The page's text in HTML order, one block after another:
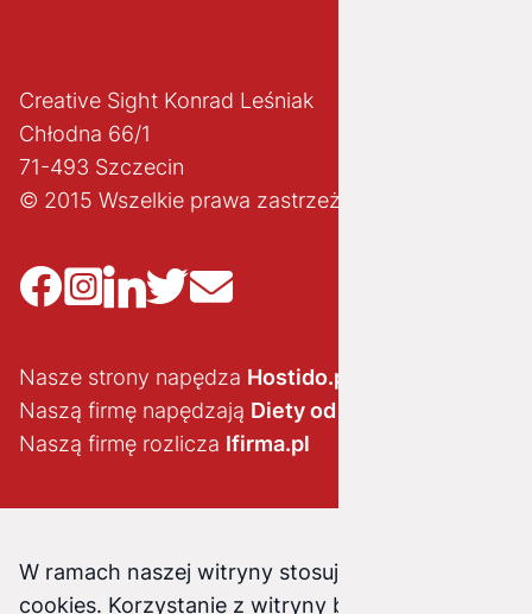
Creative Sight Konrad Leśniak
Chłodna 66/1
71-493 Szczecin
© 2015 Wszelkie prawa zastrzeżone
Nasze strony napędza Hostido.pl
Naszą firmę napędzają Diety od brokuła
Naszą firmę rozlicza Ifirma.pl
W ramach naszej witryny stosujemy pliki
cookies. Korzystanie z witryny bez zmiany